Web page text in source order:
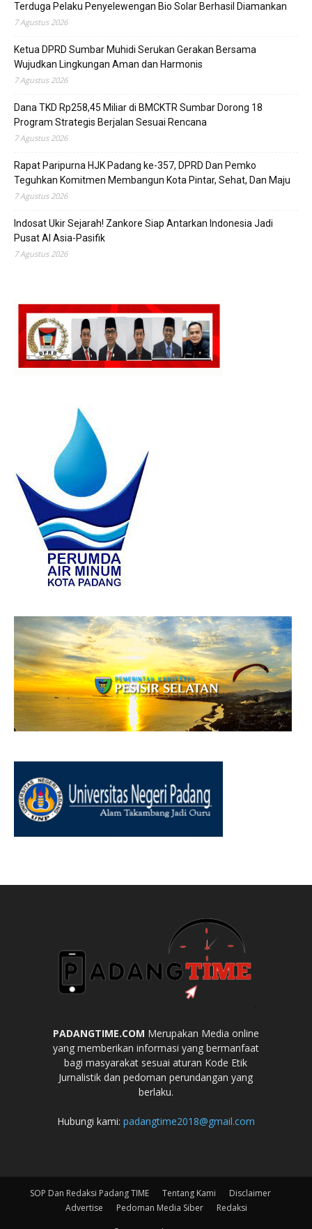
Terduga Pelaku Penyelewengan Bio Solar Berhasil Diamankan
7 Agustus 2026
Ketua DPRD Sumbar Muhidi Serukan Gerakan Bersama
Wujudkan Lingkungan Aman dan Harmonis
7 Agustus 2026
Dana TKD Rp258,45 Miliar di BMCKTR Sumbar Dorong 18
Program Strategis Berjalan Sesuai Rencana
7 Agustus 2026
Rapat Paripurna HJK Padang ke-357, DPRD Dan Pemko
Teguhkan Komitmen Membangun Kota Pintar, Sehat, Dan Maju
7 Agustus 2026
Indosat Ukir Sejarah! Zankore Siap Antarkan Indonesia Jadi
Pusat AI Asia-Pasifik
7 Agustus 2026
PADANGTIME.COM Merupakan Media online
yang memberikan informasi yang bermanfaat
bagi masyarakat sesuai aturan Kode Etik
Jurnalistik dan pedoman perundangan yang
berlaku.
Hubungi kami: padangtime2018@gmail.com
SOP Dan Redaksi Padang TIME Tentang Kami
Disclaimer
Advertise
Pedoman Media Siber Redaksi